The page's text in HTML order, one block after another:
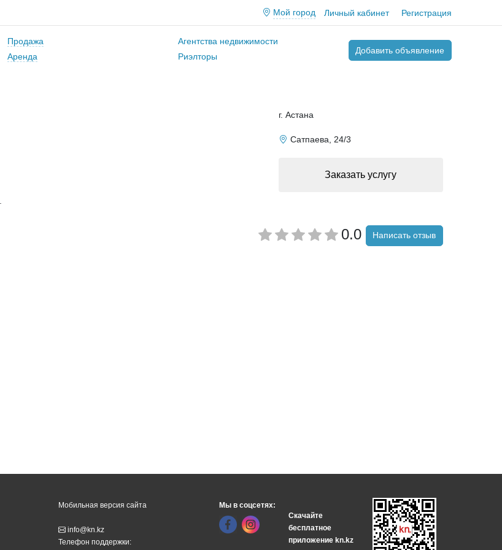
Мой город Личный кабинет Регистрация
Продажа
Аренда
Агентства недвижимости
Риэлторы
Добавить объявление
г. Астана
Сатпаева, 24/3
Заказать услугу
0.0 Написать отзыв
Мобильная версия сайта
info@kn.kz
Телефон поддержки:
Мы в соцсетях:
Скачайте
бесплатное
приложение kn.kz